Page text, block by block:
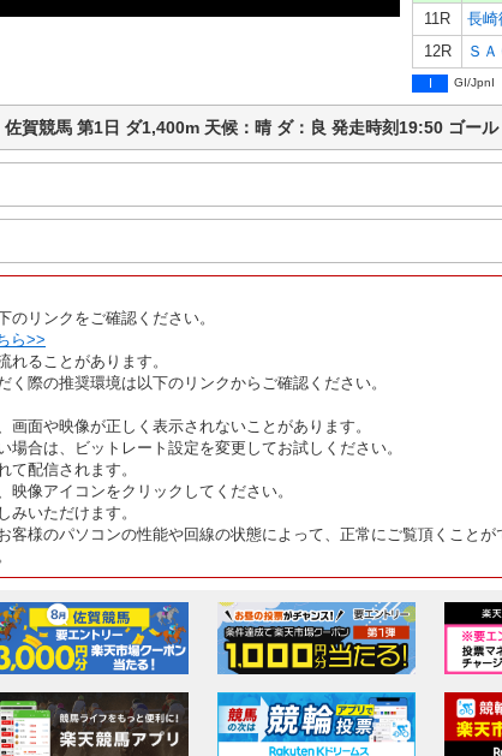
11R
長
12R
Ｓ
I GI/JpnI
佐賀競馬 第1日 ダ1,400m 天候：晴 ダ：良 発走時刻19:50 ゴ
のリンクをご確認ください。
ら>>
れることがあります。
く際の推奨環境は以下のリンクからご確認ください。
面や映像が正しく表示されないことがあります。
場合は、ビットレート設定を変更してお試しください。
て配信されます。
映像アイコンをクリックしてください。
みいただけます。
客様のパソコンの性能や回線の状態によって、正常にご覧頂くこと